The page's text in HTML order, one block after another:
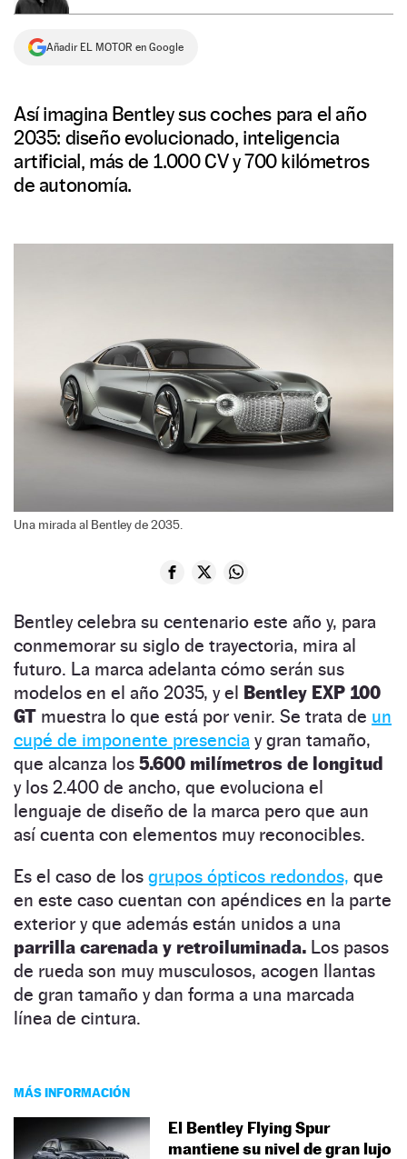
Añadir EL MOTOR en Google
Así imagina Bentley sus coches para el año
2035: diseño evolucionado, inteligencia
artificial, más de 1.000 CV y 700 kilómetros
de autonomía.
Una mirada al Bentley de 2035.
Bentley celebra su centenario este año y, para
conmemorar su siglo de trayectoria, mira al
futuro. La marca adelanta cómo serán sus
modelos en el año 2035, y el Bentley EXP 100
GT muestra lo que está por venir. Se trata de un
cupé de imponente presencia y gran tamaño,
que alcanza los 5.600 milímetros de longitud
y los 2.400 de ancho, que evoluciona el
lenguaje de diseño de la marca pero que aun
así cuenta con elementos muy reconocibles.
Es el caso de los grupos ópticos redondos, que
en este caso cuentan con apéndices en la parte
exterior y que además están unidos a una
parrilla carenada y retroiluminada. Los pasos
de rueda son muy musculosos, acogen llantas
de gran tamaño y dan forma a una marcada
línea de cintura.
MÁS INFORMACIÓN
El Bentley Flying Spur
mantiene su nivel de gran lujo